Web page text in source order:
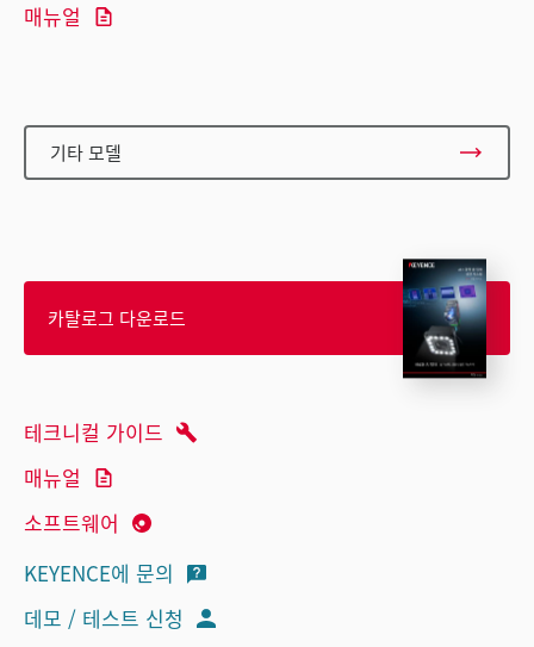
매뉴얼
기타 모델
카탈로그 다운로드
테크니컬 가이드
매뉴얼
소프트웨어
KEYENCE에 문의
데모 / 테스트 신청